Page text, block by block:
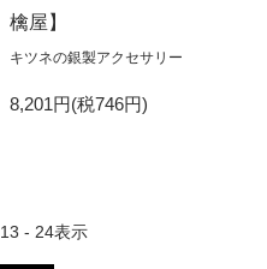
檎屋】
キツネの銀製アクセサリー
8,201円(税746円)
13 - 24表示